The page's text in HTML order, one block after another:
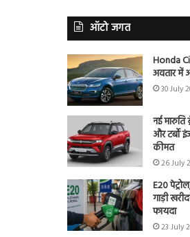
ऑटो जगत
Honda
अवतार में
30 July
नई मारुति
और टर्बो
कीमत
26 July
E20
गाड़ी
फायदा
23 July